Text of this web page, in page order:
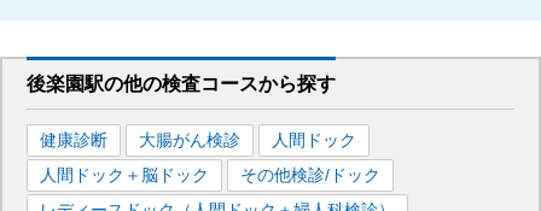
後楽園駅の他の検査コースから探す
健康診断 大腸がん検診
人間ドック
人間ドック＋脳ドック
その他検診/ドック